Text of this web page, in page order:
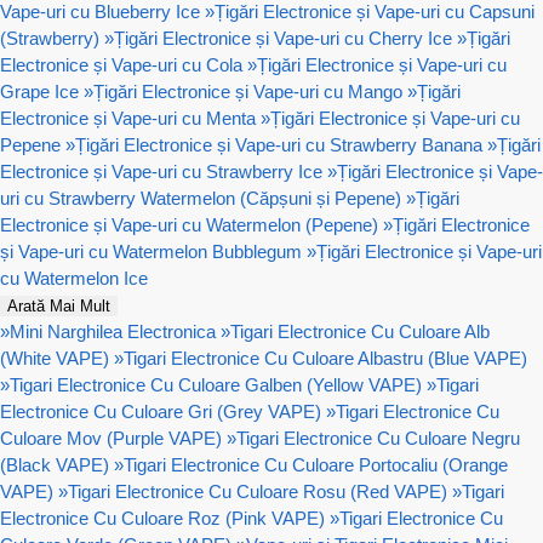
Vape-uri cu Blueberry Ice »Țigări Electronice și Vape-uri cu Capsuni
(Strawberry) »Țigări Electronice și Vape-uri cu Cherry Ice »Țigări
Electronice și Vape-uri cu Cola »Țigări Electronice și Vape-uri cu
Grape Ice »Țigări Electronice și Vape-uri cu Mango »Țigări
Electronice și Vape-uri cu Menta »Țigări Electronice și Vape-uri cu
Pepene »Țigări Electronice și Vape-uri cu Strawberry Banana »Țigări
Electronice și Vape-uri cu Strawberry Ice »Țigări Electronice și Vape-
uri cu Strawberry Watermelon (Căpșuni și Pepene) »Țigări
Electronice și Vape-uri cu Watermelon (Pepene) »Țigări Electronice
și Vape-uri cu Watermelon Bubblegum »Țigări Electronice și Vape-uri
cu Watermelon Ice
Arată Mai Mult
»Mini Narghilea Electronica »Tigari Electronice Cu Culoare Alb
(White VAPE) »Tigari Electronice Cu Culoare Albastru (Blue VAPE)
»Tigari Electronice Cu Culoare Galben (Yellow VAPE) »Tigari
Electronice Cu Culoare Gri (Grey VAPE) »Tigari Electronice Cu
Culoare Mov (Purple VAPE) »Tigari Electronice Cu Culoare Negru
(Black VAPE) »Tigari Electronice Cu Culoare Portocaliu (Orange
VAPE) »Tigari Electronice Cu Culoare Rosu (Red VAPE) »Tigari
Electronice Cu Culoare Roz (Pink VAPE) »Tigari Electronice Cu